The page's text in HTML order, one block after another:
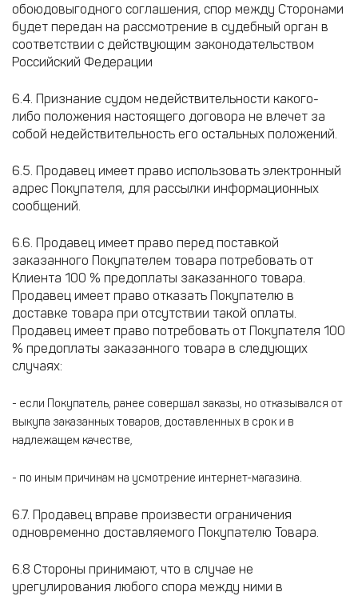
обоюдовыгодного соглашения, спор между Сторонами
будет передан на рассмотрение в судебный орган в
соответствии с действующим законодательством
Российский Федерации
6.4. Признание судом недействительности какого-
либо положения настоящего договора не влечет за
собой недействительность его остальных положений.
6.5. Продавец имеет право использовать электронный
адрес Покупателя, для рассылки информационных
сообщений.
6.6. Продавец имеет право перед поставкой
заказанного Покупателем товара потребовать от
Клиента 100 % предоплаты заказанного товара.
Продавец имеет право отказать Покупателю в
доставке товара при отсутствии такой оплаты.
Продавец имеет право потребовать от Покупателя 100
% предоплаты заказанного товара в следующих
случаях:
- если Покупатель, ранее совершал заказы, но отказывался от
выкупа заказанных товаров, доставленных в срок и в
надлежащем качестве,
- по иным причинам на усмотрение интернет-магазина.
6.7. Продавец вправе произвести ограничения
одновременно доставляемого Покупателю Товара.
6.8 Стороны принимают, что в случае не
урегулирования любого спора между ними в